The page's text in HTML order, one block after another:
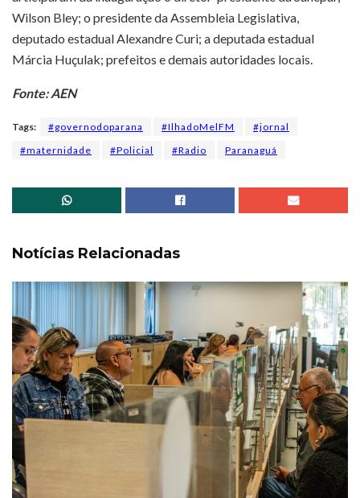
Wilson Bley; o presidente da Assembleia Legislativa,
deputado estadual Alexandre Curi; a deputada estadual
Márcia Huçulak; prefeitos e demais autoridades locais.
Fonte: AEN
Tags: #governodoparana #IlhadoMelFM
#jornal
#maternidade
#Policial #Radio Paranaguá
Notícias Relacionadas